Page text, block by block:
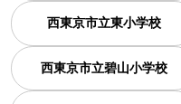
西東京市立東小学校
西東京市立碧山小学校